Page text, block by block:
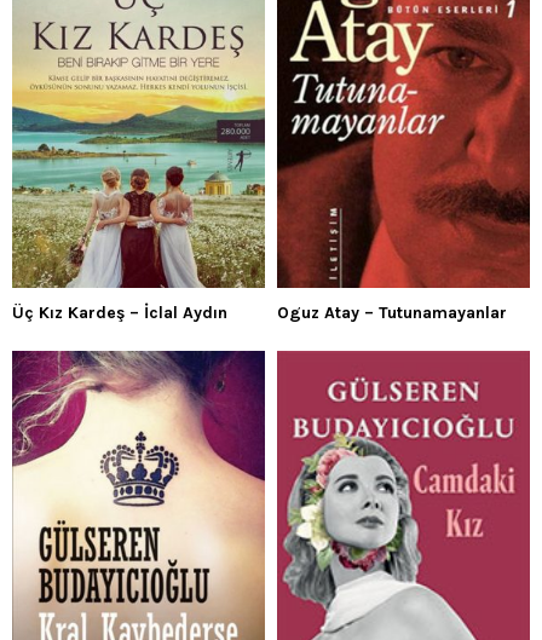
Üç Kız Kardeş – İclal Aydın Oguz Atay – Tutunamayanlar